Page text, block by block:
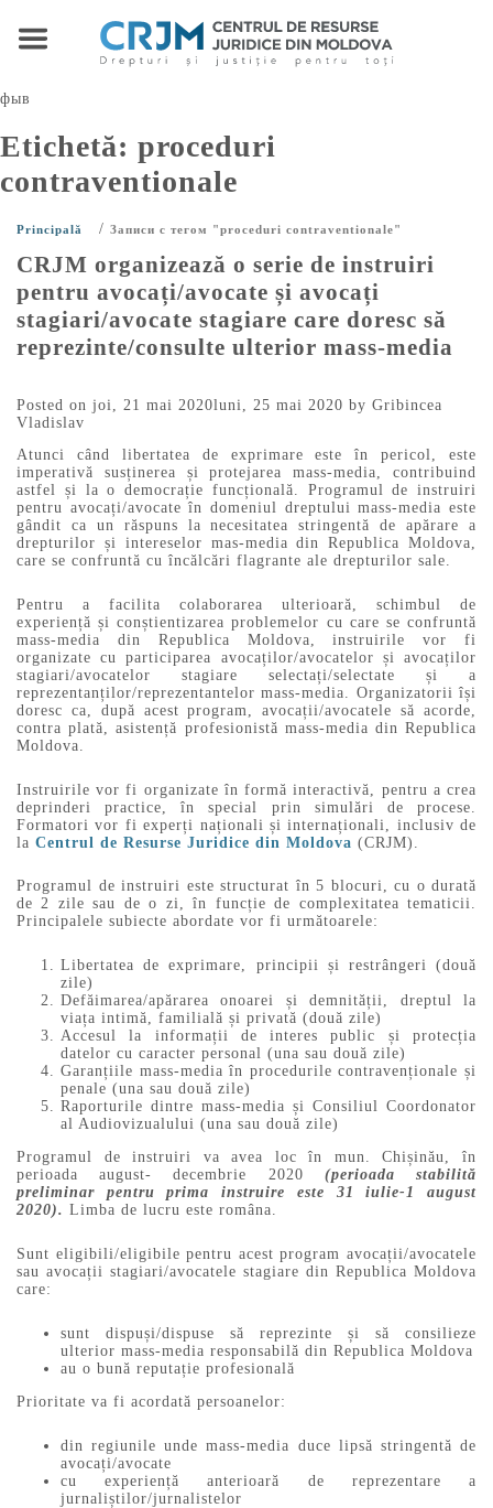
фыв
Etichetă: proceduri
contraventionale
Principală / Записи с тегом "proceduri contraventionale"
CRJM organizează o serie de instruiri
pentru avocați/avocate și avocați
stagiari/avocate stagiare care doresc să
reprezinte/consulte ulterior mass-media
Posted on joi, 21 mai 2020luni, 25 mai 2020 by Gribincea
Vladislav
Atunci când libertatea de exprimare este în pericol, este
imperativă susținerea și protejarea mass-media, contribuind
astfel și la o democrație funcțională. Programul de instruiri
pentru avocați/avocate în domeniul dreptului mass-media este
gândit ca un răspuns la necesitatea stringentă de apărare a
drepturilor și intereselor mas-media din Republica Moldova,
care se confruntă cu încălcări flagrante ale drepturilor sale.
Pentru a facilita colaborarea ulterioară, schimbul de
experiență și conștientizarea problemelor cu care se confruntă
mass-media din Republica Moldova, instruirile vor fi
organizate cu participarea avocaților/avocatelor și avocaților
stagiari/avocatelor stagiare selectați/selectate și a
reprezentanților/reprezentantelor mass-media. Organizatorii își
doresc ca, după acest program, avocații/avocatele să acorde,
contra plată, asistență profesionistă mass-media din Republica
Moldova.
Instruirile vor fi organizate în formă interactivă, pentru a crea
deprinderi practice, în special prin simulări de procese.
Formatori vor fi experți naționali și internaționali, inclusiv de
la Centrul de Resurse Juridice din Moldova (CRJM).
Programul de instruiri este structurat în 5 blocuri, cu o durată
de 2 zile sau de o zi, în funcție de complexitatea tematicii.
Principalele subiecte abordate vor fi următoarele:
Libertatea de exprimare, principii și restrângeri (două
zile)
Defăimarea/apărarea onoarei și demnității, dreptul la
viața intimă, familială și privată (două zile)
Accesul la informații de interes public și protecția
datelor cu caracter personal (una sau două zile)
Garanțiile mass-media în procedurile contravenționale și
penale (una sau două zile)
Raporturile dintre mass-media și Consiliul Coordonator
al Audiovizualului (una sau două zile)
Programul de instruiri va avea loc în mun. Chișinău, în
perioada august- decembrie 2020 (perioada stabilită
preliminar pentru prima instruire este 31 iulie-1 august
2020). Limba de lucru este româna.
Sunt eligibili/eligibile pentru acest program avocații/avocatele
sau avocații stagiari/avocatele stagiare din Republica Moldova
care:
sunt dispuși/dispuse să reprezinte și să consilieze
ulterior mass-media responsabilă din Republica Moldova
au o bună reputație profesională
Prioritate va fi acordată persoanelor:
din regiunile unde mass-media duce lipsă stringentă de
avocați/avocate
cu experiență anterioară de reprezentare a
jurnaliștilor/jurnalistelor